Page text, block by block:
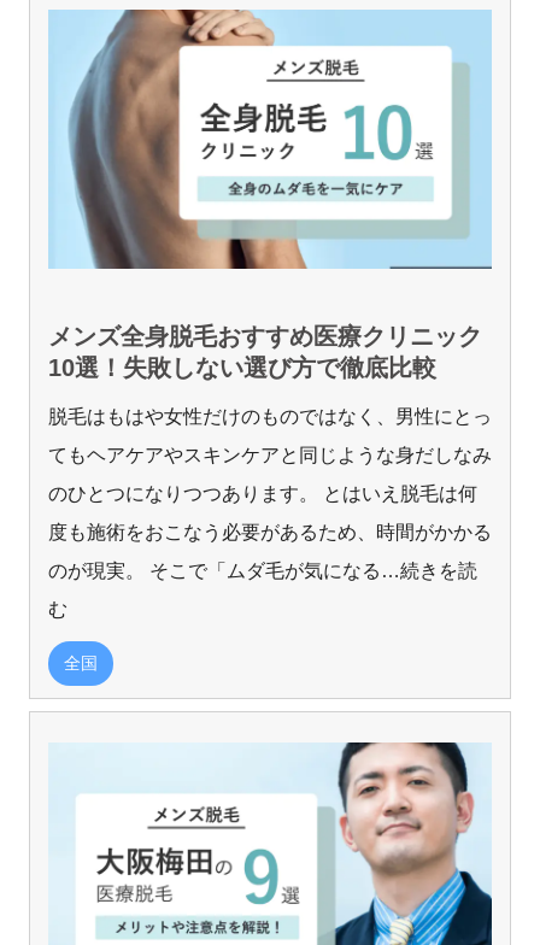
メンズ全身脱毛おすすめ医療クリニック
10選！失敗しない選び方で徹底比較
脱毛はもはや女性だけのものではなく、男性にとっ
てもヘアケアやスキンケアと同じような身だしなみ
のひとつになりつつあります。 とはいえ脱毛は何
度も施術をおこなう必要があるため、時間がかかる
のが現実。 そこで「ムダ毛が気になる …続きを読
む
全国